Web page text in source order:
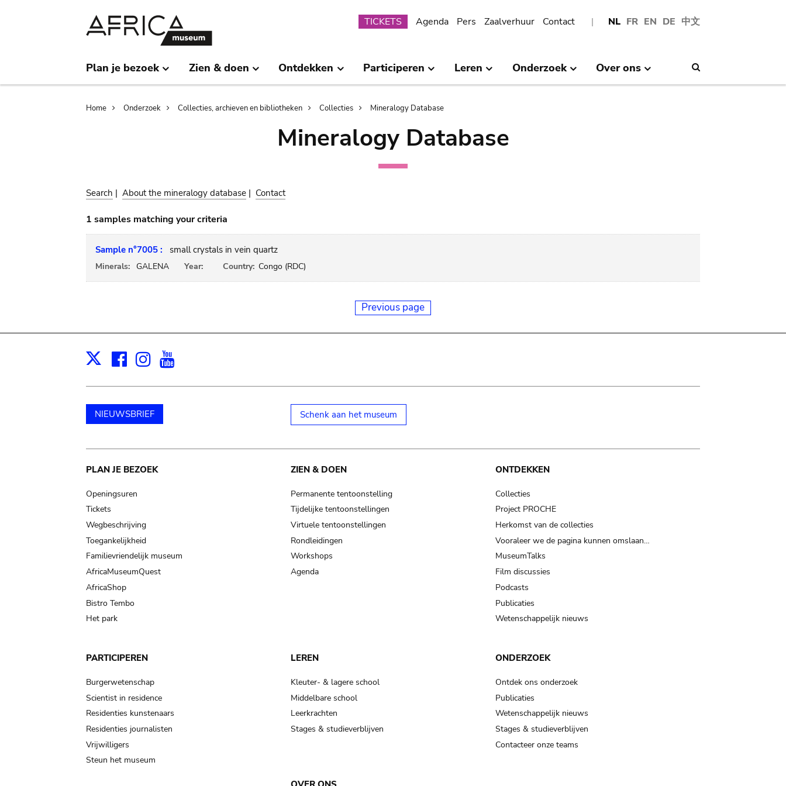
NL FR EN DE 中文
Submenu
TICKETS Agenda Pers Zaalverhuur Contact
Plan je bezoek Zien & doen Ontdekken Participeren Leren Onderzoek Over ons
Breadcrumb
Home Onderzoek Collecties, archieven en bibliotheken Collecties Mineralogy Database
Mineralogy Database
Search | About the mineralogy database | Contact
1 samples matching your criteria
Sample n°7005 : small crystals in vein quartz
Minerals: GALENA Year: Country: Congo (RDC)
Previous page
X Facebook
Instagram
NIEUWSBRIEF Schenk aan het museum
Main
navigation
PLAN JE BEZOEK
Openingsuren
Tickets
Wegbeschrijving
Toegankelijkheid
Familievriendelijk museum
AfricaMuseumQuest
AfricaShop
Bistro Tembo
Het park
ZIEN & DOEN
Permanente tentoonstelling
Tijdelijke tentoonstellingen
Virtuele tentoonstellingen
Rondleidingen
Workshops
Agenda
ONTDEKKEN
Collecties
Project PROCHE
Herkomst van de collecties
Vooraleer we de pagina kunnen omslaan…
MuseumTalks
Film discussies
Podcasts
Publicaties
Wetenschappelijk nieuws
PARTICIPEREN
Burgerwetenschap
Scientist in residence
Residenties kunstenaars
Residenties journalisten
Vrijwilligers
Steun het museum
LEREN
Kleuter- & lagere school
Middelbare school
Leerkrachten
Stages & studieverblijven
ONDERZOEK
Ontdek ons onderzoek
Publicaties
Wetenschappelijk nieuws
Stages & studieverblijven
Contacteer onze teams